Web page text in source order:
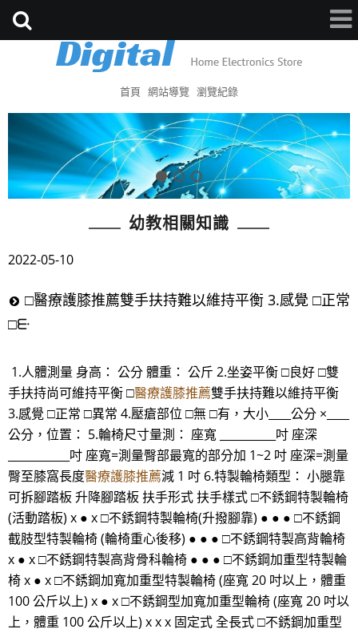
首頁 網站導覽 瀏覽紀錄
幼教相關知識
2022-05-10
□醫療護膝推薦雙手扶持難以維持平衡 3.感覺 □正常
□ᣰ
1.人體測量 身高： 公分 體重： 公斤 2.坐姿平衡 □良好 □雙
手扶持尚可維持平衡 □醫療護膝推薦雙手扶持難以維持平衡
3.感覺 □正常 □異常 4.壓瘡部位 □無 □有，大小____公分 ×____
公分，位置： 5.輪椅尺寸量測： 座寬 __________吋 座深
___________吋 座寬=測量臀部最寬的部分加 1~2 吋 座深=測量
臀至膝窩長度醫療護膝推薦減 1 吋 6.特製輪椅類型： 小腿靠
可拆腳踏板 升降腳踏板 扶手形式 扶手樣式 □不銹鋼特製輪椅
(活動踏板) x ● x □不銹鋼特製輪椅(升撥腳靠) ● ● ● □不銹鋼
截肢型特製輪椅 (輪椅重心後移) ● ● ● □不銹鋼特製高背輪椅
x ● x □不銹鋼特製高背骨科輪椅 ● ● ● □不銹鋼加重型特製輪
椅 x ● x □不銹鋼加寬加重型特製輪椅 (座寬 20 吋以上，體重
100 公斤以上) x ● x □不銹鋼型加寬加重型輪椅 (座寬 20 吋以
上，體重 100 公斤以上) x x x 固定式 全長式 □不銹鋼加重型